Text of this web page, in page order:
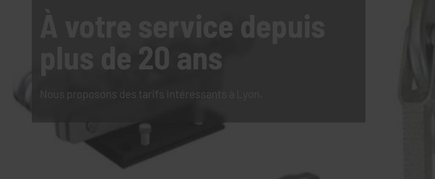
À votre service depuis
plus de 20 ans
Nous proposons des tarifs intéressants à Lyon.